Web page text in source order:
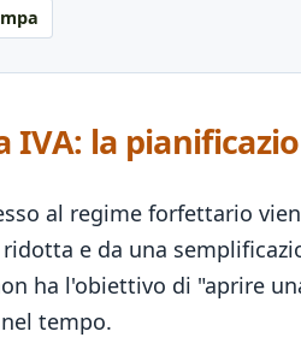
la
al regime forfettario
e da una
ha l'obiettivo di "aprire
tempo.